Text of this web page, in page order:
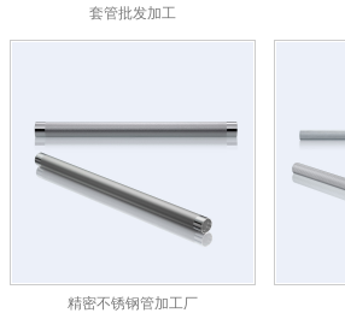
套管批发加工
精密不锈钢管加工厂